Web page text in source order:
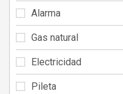
Alarma
Gas natural
Electricidad
Pileta